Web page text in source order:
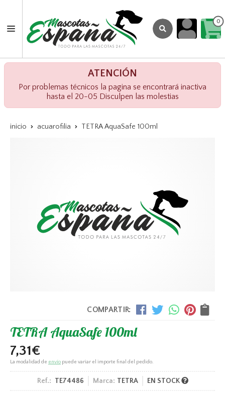
0
ATENCIÓN
Por problemas técnicos la pagina se encontrará inactiva
hasta el 20-05 Disculpen las molestias
inicio acuarofilia TETRA AquaSafe 100ml
COMPARTIR:
TETRA AquaSafe 100ml
7,31€
La modalidad de envío puede variar el importe final del pedido.
Ref.: TE74486 Marca: TETRA EN STOCK